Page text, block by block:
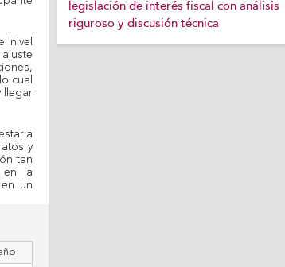
nivel
cual
llegar
y
tan
en la
un
legislación de interés fiscal con análisis
riguroso y discusión técnica